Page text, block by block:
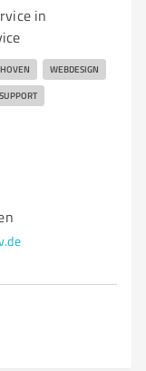
in
WEBDESIGN
SUPPORT